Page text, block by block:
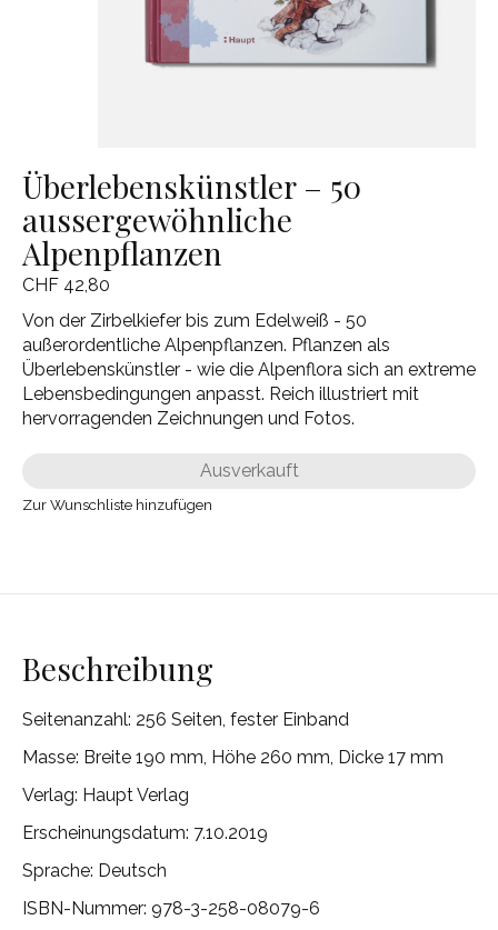
Überlebenskünstler – 50
aussergewöhnliche
Alpenpflanzen
CHF 42,80
Von der Zirbelkiefer bis zum Edelweiß - 50
außerordentliche Alpenpflanzen. Pflanzen als
Überlebenskünstler - wie die Alpenflora sich an extreme
Lebensbedingungen anpasst. Reich illustriert mit
hervorragenden Zeichnungen und Fotos.
Ausverkauft
Zur Wunschliste hinzufügen
Beschreibung
Seitenanzahl: 256 Seiten, fester Einband
Masse: Breite 190 mm, Höhe 260 mm, Dicke 17 mm
Verlag: Haupt Verlag
Erscheinungsdatum: 7.10.2019
Sprache: Deutsch
ISBN-Nummer: 978-3-258-08079-6